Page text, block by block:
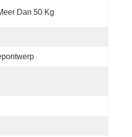
Dan 50 Kg